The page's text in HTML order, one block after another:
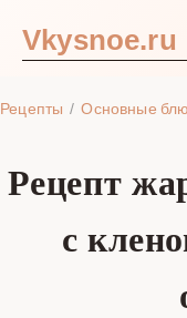
Vkysnoe.ru
Рецепты Основные
Рецепт
с